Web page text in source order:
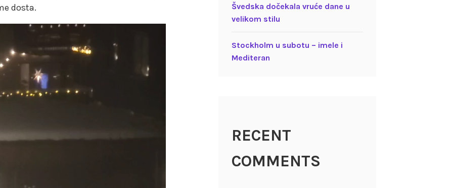
dosta.
Švedska dočekala vruće dane u
velikom stilu
Stockholm u subotu – imele i
Mediteran
RECENT
COMMENTS